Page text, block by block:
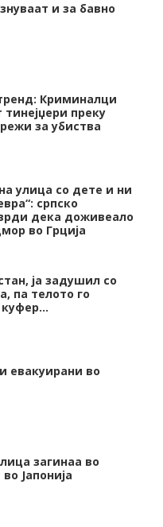
и за бавно
Криминалци
тинејџери преку
за убиства
улица со дете и ни
српско
дека доживеало
во Грција
ја задушил со
па телото го
куфер…
евакуирани во
загинаа во
Јапонија